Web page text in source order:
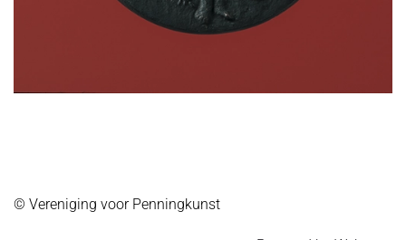
© Vereniging voor Penningkunst